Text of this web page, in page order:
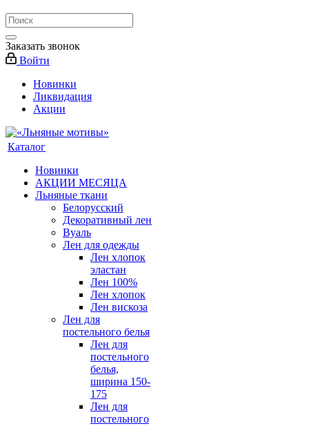
Заказать звонок
Войти
Новинки
Ликвидация
Акции
Каталог
Новинки
АКЦИИ МЕСЯЦА
Льняные ткани
Белорусский
Декоративный лен
Вуаль
Лен для одежды
Лен хлопок
эластан
Лен 100%
Лен хлопок
Лен вискоза
Лен для
постельного белья
Лен для
постельного
белья,
ширина 150-
175
Лен для
постельного